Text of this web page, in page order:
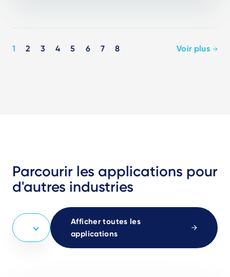
Pagination
1 2 3 4 5 6 7 8 Voir plus
Parcourir les applications pour
d'autres industries
Afficher toutes les
applications